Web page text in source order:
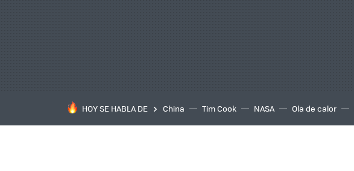
HOY SE HABLA DE China Tim Cook NASA Ola de calor